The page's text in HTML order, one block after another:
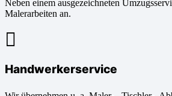
Neben einem ausgezeichneten
Malerarbeiten an.
Handwerkerservice